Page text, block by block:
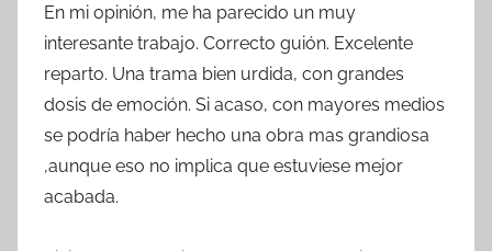
En mi opinión, me ha parecido un muy
interesante trabajo. Correcto guión. Excelente
reparto. Una trama bien urdida, con grandes
dosis de emoción. Si acaso, con mayores medios
se podría haber hecho una obra mas grandiosa
,aunque eso no implica que estuviese mejor
acabada.